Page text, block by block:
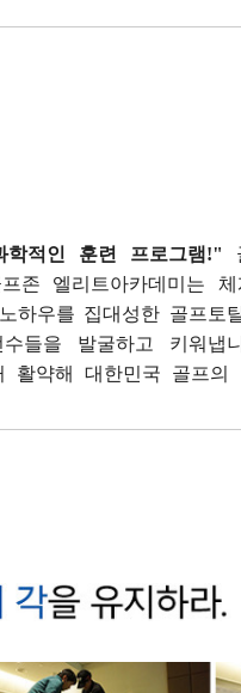
적인 훈련 프로그램!"
존 엘리트아카데미는
하우를 집대성한 골프토
을 발굴하고 키워냅
활약해 대한민국 골프의